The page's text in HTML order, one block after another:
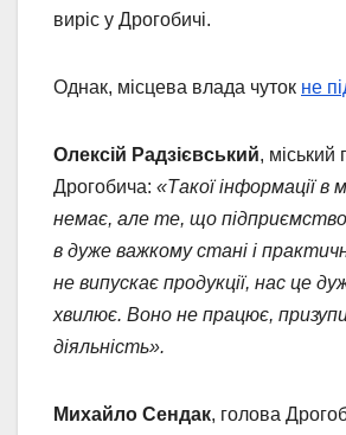
виріс у Дрогобичі.
Однак, місцева влада чуток не
Олексій Радзієвський, міський
Дрогобича: «Такої інформації в
немає, але те, що
в дуже важкому стані і
не випускає продукції, нас це
хвилює. Воно не працює,
діяльність».
Михайло Сендак, голова